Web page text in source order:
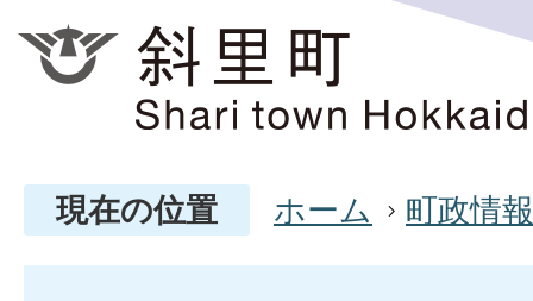
現在の位置 ホーム 町政情報